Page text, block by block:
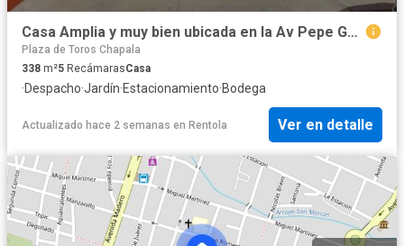
Casa Amplia y muy bien ubicada en la Av Pepe Guizar en Chapala
Plaza de Toros Chapala
338 m²5 RecámarasCasa
·Despacho·Jardín·Estacionamiento·Bodega
Actualizado hace 2 semanas en Rentola Ver en detalle